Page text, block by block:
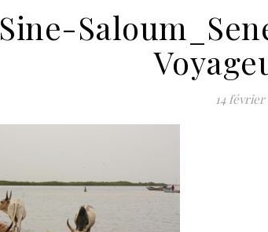
Sine-
14 février